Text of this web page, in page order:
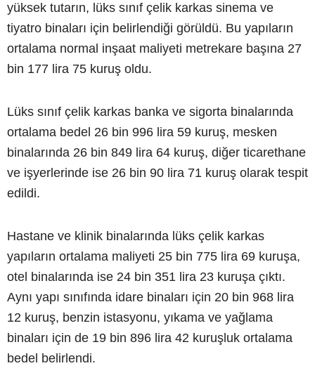
yüksek tutarın, lüks sınıf çelik karkas sinema ve
tiyatro binaları için belirlendiği görüldü. Bu yapıların
ortalama normal inşaat maliyeti metrekare başına 27
bin 177 lira 75 kuruş oldu.
Lüks sınıf çelik karkas banka ve sigorta binalarında
ortalama bedel 26 bin 996 lira 59 kuruş, mesken
binalarında 26 bin 849 lira 64 kuruş, diğer ticarethane
ve işyerlerinde ise 26 bin 90 lira 71 kuruş olarak tespit
edildi.
Hastane ve klinik binalarında lüks çelik karkas
yapıların ortalama maliyeti 25 bin 775 lira 69 kuruşa,
otel binalarında ise 24 bin 351 lira 23 kuruşa çıktı.
Aynı yapı sınıfında idare binaları için 20 bin 968 lira
12 kuruş, benzin istasyonu, yıkama ve yağlama
binaları için de 19 bin 896 lira 42 kuruşluk ortalama
bedel belirlendi.